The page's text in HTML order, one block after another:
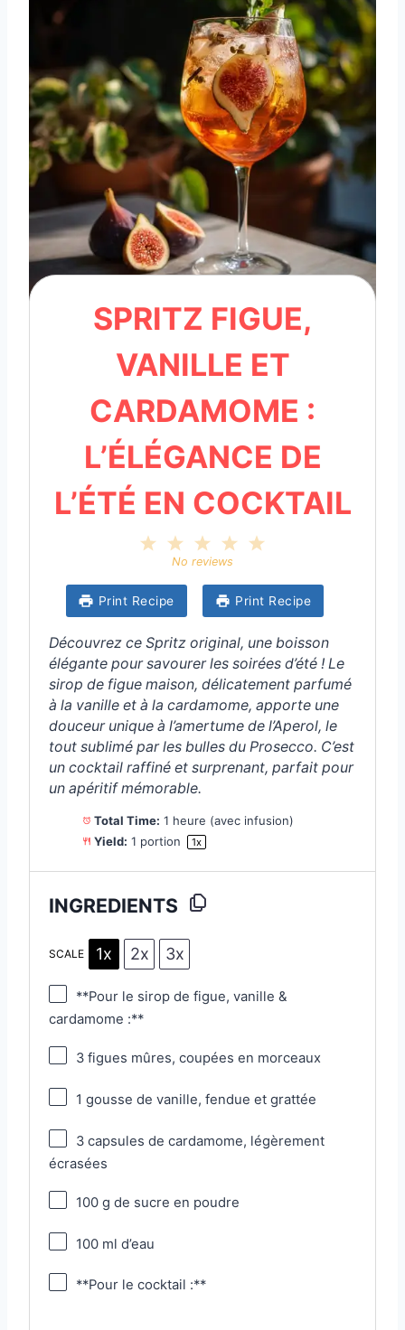
SPRITZ FIGUE,
VANILLE ET
CARDAMOME :
L’ÉLÉGANCE DE
L’ÉTÉ EN COCKTAIL
a
r
s
4
a
r
s
3
S
a
r
s
2
S
a
a
r
No reviews
Print Recipe Print Recipe
Découvrez ce Spritz original, une boisson
élégante pour savourer les soirées d’été ! Le
sirop de figue maison, délicatement parfumé
à la vanille et à la cardamome, apporte une
douceur unique à l’amertume de l’Aperol, le
tout sublimé par les bulles du Prosecco. C’est
un cocktail raffiné et surprenant, parfait pour
un apéritif mémorable.
Total Time: 1 heure (avec infusion)
Yield: 1 portion 1x
INGREDIENTS
SCALE 1x 2x 3x
**Pour le sirop de figue, vanille &
cardamome :**
3 figues mûres, coupées en morceaux
1 gousse de vanille, fendue et grattée
3 capsules de cardamome, légèrement
écrasées
100 g de sucre en poudre
100 ml d’eau
**Pour le cocktail :**